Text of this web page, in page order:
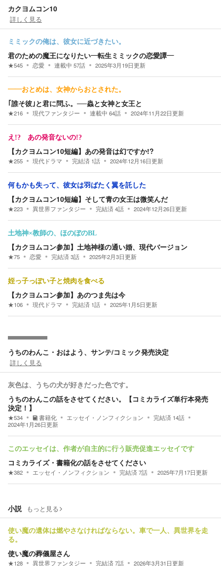
カクヨムコン10
詳しく見る
ミミックの俺は、彼女に近づきたい。
君のための魔王になりたい―転生ミミックの恋愛譚―
★545 恋愛 連載中 57話 2025年3月19日更新
――おとめは、女神からおとされた。
｢誰そ彼｣と君に問ふ。──蟲と女神と女王と
★216 現代ファンタジー 連載中 64話 2024年11月22日更新
え!? あの発音ないの!?
【カクヨムコン10短編】あの発音は幻ですか!?
★255 現代ドラマ 完結済 1話 2024年12月16日更新
何もかも失って、彼女は羽ばたく翼を託した
【カクヨムコン10短編】そして青の女王は微笑んだ
★223 異世界ファンタジー 完結済4話 2024年12月26日更新
土地神×教師の、ほのぼのBL
【カクヨムコン参加】土地神様の通い婚、現代バージョン
★75 恋愛 完結済3話 2025年2月3日更新
姪っ子っぽい子と焼肉を食べる
【カクヨムコン参加】あのつま先は今
★106 現代ドラマ 完結済 1話 2025年1月5日更新
うちのわんこ・おはよう、サンテ/コミック発売決定
詳しく見る
灰色は、うちの犬が好きだった色です。
うちのわんこの話をさせてください。【コミカライズ単行本発売
決定！】
★534 書籍化 エッセイ・ノンフィクション 完結済 14話
2024年1月26日更新
このエッセイは、作者が自主的に行う販売促進エッセイです
コミカライズ・書籍化の話をさせてください
★382 エッセイ・ノンフィクション 完結済7話 2025年7月17日更新
小説 もっと見る
使い魔の遺体は燃やさなければならない。車で一人、異世界を走
る。
使い魔の葬儀屋さん
★128 異世界ファンタジー 完結済7話 2026年3月31日更新